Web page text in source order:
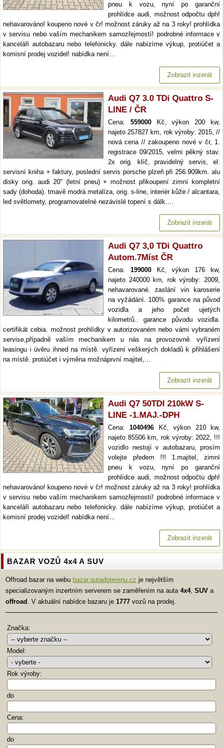
pneu k vozu, nyní po garanční
prohlídce audi, možnost odpočtu dph!
nehavarováno! koupeno nové v čr! možnost záruky až na 3 roky! prohlídka
v servisu nebo vaším mechanikem samozřejmostí! podrobné informace v
kanceláři autobazaru nebo telefonicky. dále nabízíme výkup, protiúčet a
komisní prodej vozidel! nabídka není…
Zobrazit inzerát
Audi Q7 3.0 TDi Quattro S-
LINE / ČR
Cena: 559000Kč, výkon 200 kw,
najeto 257827 km, rok výroby: 2015, //
nová cena // zakoupeno nové v čr, 1.
registrace 09/2015, velmi pěkný stav.
2x orig. klíč, pravidelný servis, el.
servisní kniha + faktury, poslední servis porsche plzeň při 256.909km. alu
disky orig. audi 20" (letní pneu) + možnost přikoupení zimní kompletní
sady (dohoda). tmavě modrá metalíza, orig. s-line, interiér kůže / alcantara,
led světlomety, programovatelné nezávislé topení s dálk.…
Zobrazit inzerát
Audi Q7 3,0 TDi Quattro
Autom.7Míst ČR
Cena: 199000Kč, výkon 176 kw,
najeto 240000 km, rok výroby: 2009,
nehavarované. zaslání vin karoserie
na vyžádání. 100% garance na původ
vozidla a jeho počet ujetých
kilometrů.. garance původu vozidla.
certifikát cebia. možnost prohlídky v autorizovaném nebo vámi vybraném
servise,případně vaším mechanikem u nás na provozovně. vyřízení
leasingu i úvěru ihned na místě. vyřízení veškerých dokladů k přihlášení
na místě. protiúčet i výměna možnáprvní majitel,…
Zobrazit inzerát
Audi Q7 50TDI 210kW S-
LINE -1.MAJ.-DPH
Cena:1040496 Kč, výkon 210 kw,
najeto 85506 km, rok výroby: 2022, !!!
vozidlo nestojí v autobazaru, prosím
volejte předem !!! 1.majitel, zimní
pneu k vozu, nyní po garanční
prohlídce audi, možnost odpočtu dph!
nehavarováno! koupeno nové v čr! možnost záruky až na 3 roky! prohlídka
v servisu nebo vaším mechanikem samozřejmostí! podrobné informace v
kanceláři autobazaru nebo telefonicky. dále nabízíme výkup, protiúčet a
komisní prodej vozidel! nabídka není…
Zobrazit inzerát
BAZAR VOZŮ 4x4 A SUV
Offroad bazar na webu bazar.autadoterenu.cz je největším
specializovaným inzertním serverem se zaměřením na auta 4x4, SUV a
offroad . V aktuální nabídce bazaru je 1777 vozů na prodej.
Značka:
Model:
Rok výroby:
do
Cena:
do